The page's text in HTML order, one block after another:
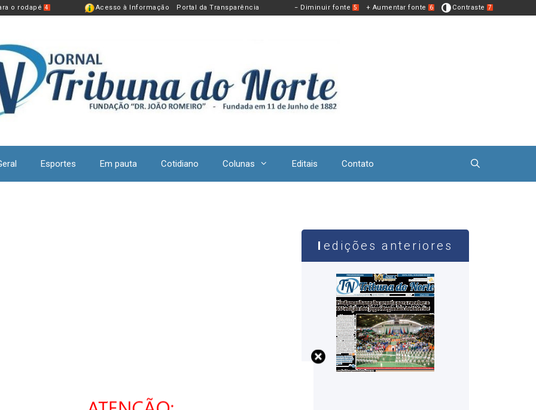
o rodapé 4 Acesso à Informação Portal da Transparência − Diminuir fonte 5 + Aumentar fonte 6 Contraste 7
Esportes Em pauta Cotidiano Colunas Editais Contato
edições anteriores